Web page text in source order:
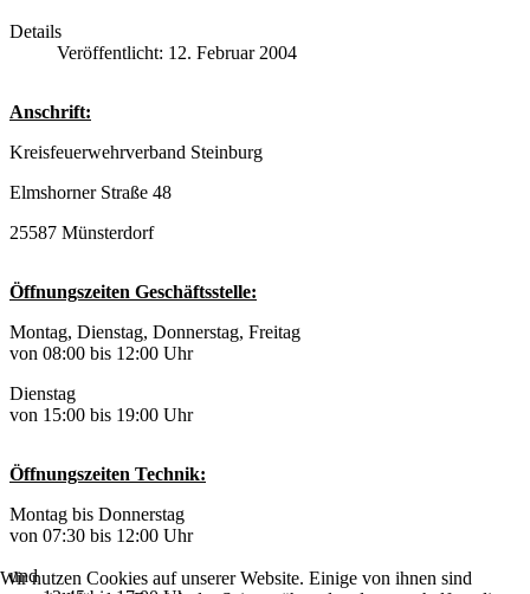
Details
Veröffentlicht: 12. Februar 2004
Anschrift:
Kreisfeuerwehrverband Steinburg
Elmshorner Straße 48
25587 Münsterdorf
Öffnungszeiten Geschäftsstelle:
Montag, Dienstag, Donnerstag, Freitag
von 08:00 bis 12:00 Uhr
Dienstag
von 15:00 bis 19:00 Uhr
Öffnungszeiten Technik:
Montag bis Donnerstag
von 07:30 bis 12:00 Uhr
und
Wir nutzen Cookies auf unserer Website. Einige von ihnen sind